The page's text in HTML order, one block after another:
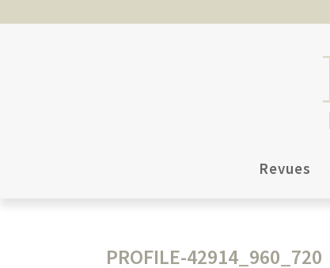
Revues
PROFILE-42914_960_720